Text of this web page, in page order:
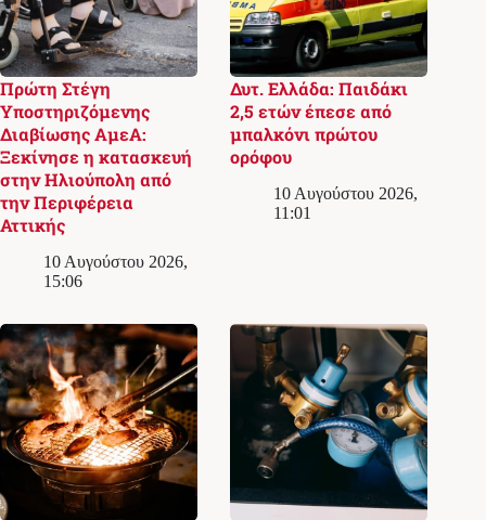
Πρώτη Στέγη
Υποστηριζόμενης
Διαβίωσης ΑμεΑ:
Ξεκίνησε η κατασκευή
στην Ηλιούπολη από
την Περιφέρεια
Αττικής
10 Αυγούστου 2026,
15:06
Δυτ. Ελλάδα: Παιδάκι
2,5 ετών έπεσε από
μπαλκόνι πρώτου
ορόφου
10 Αυγούστου 2026,
11:01